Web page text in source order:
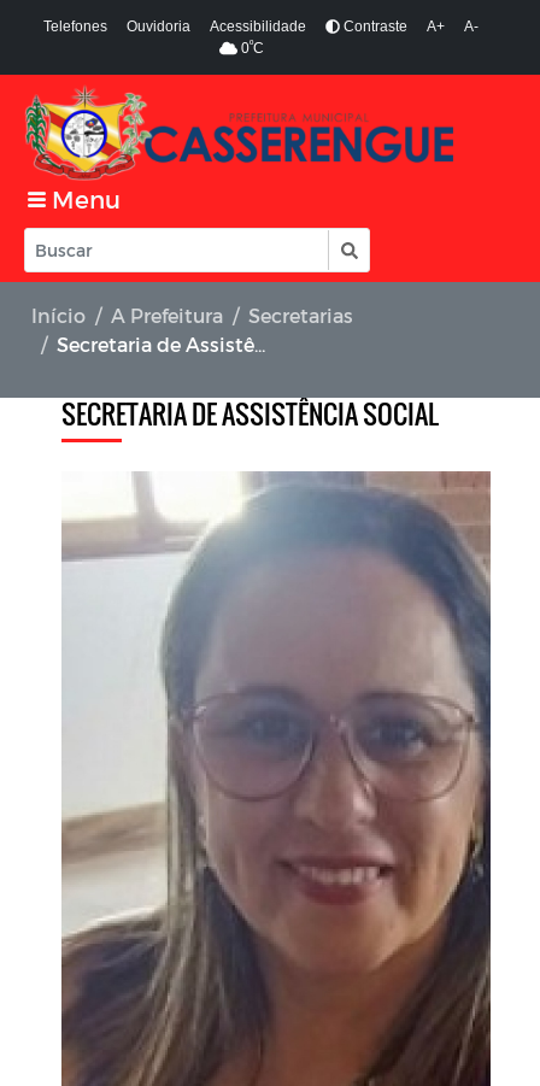
Telefones Ouvidoria Acessibilidade Contraste A+
A-
0ºC
Menu
Início A Prefeitura
Secretarias
Secretaria de Assistência Social
SECRETARIA DE ASSISTÊNCIA SOCIAL